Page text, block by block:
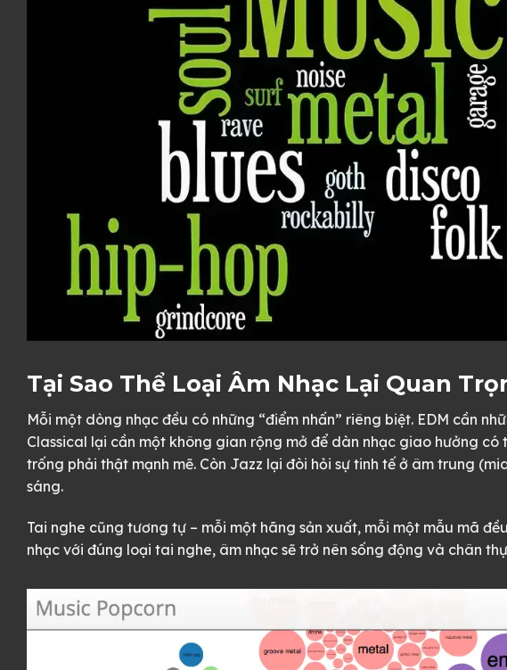
Tại Sao Thể Loại Âm Nhạc Lại Quan
Mỗi một dòng nhạc đều có những “điểm nhấn” riêng biệt. EDM cần
Classical lại cần một không gian rộng mở để dàn nhạc giao hưởng có
trống phải thật mạnh mẽ. Còn Jazz lại đòi hỏi sự tinh tế ở âm trung
sáng.
Tai nghe cũng tương tự – mỗi một hãng sản xuất, mỗi một mẫu mã
nhạc với đúng loại tai nghe, âm nhạc sẽ trở nên sống động và chân